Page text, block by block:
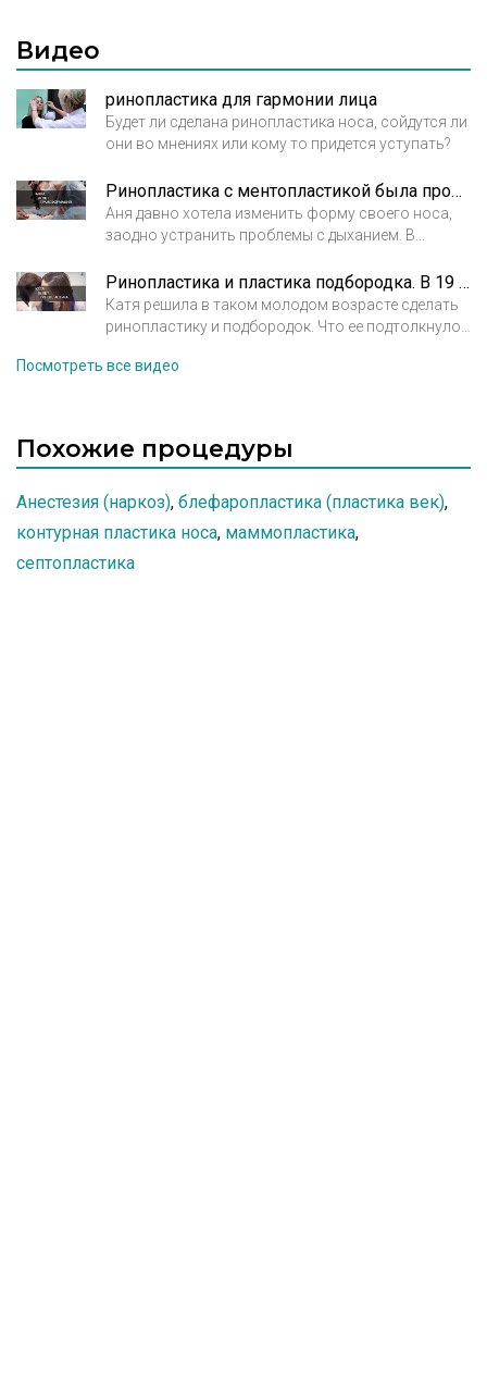
Видео
ринопластика для гармонии лица
Будет ли сделана ринопластика носа, сойдутся ли
они во мнениях или кому то придется уступать?
Ринопластика с ментопластикой была проведена в одну операцию. Смотрите историю Анны.
Аня давно хотела изменить форму своего носа,
заодно устранить проблемы с дыханием. В
изменить и форму подбородка, который так же ее
не устраивал. А еще она безумно боялась
наркоза, решилась ли она на операцию?
Ринопластика и пластика подбородка. В 19 лет я решилась на это
Катя решила в таком молодом возрасте сделать
ринопластику и подбородок. Что ее подтолкнуло
что из этого получилось? Смотрите в этом видео
Посмотреть все видео
Похожие процедуры
Анестезия (наркоз), блефаропластика (пластика век),
контурная пластика носа, маммопластика,
септопластика